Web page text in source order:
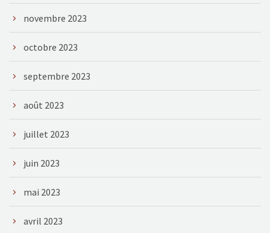
novembre 2023
octobre 2023
septembre 2023
août 2023
juillet 2023
juin 2023
mai 2023
avril 2023